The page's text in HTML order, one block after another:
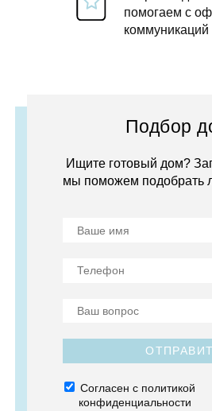
помогаем с
коммуникаций
Подбор
Ищите готовый дом?
мы поможем подобрать
Согласен с политикой
конфиденциальности